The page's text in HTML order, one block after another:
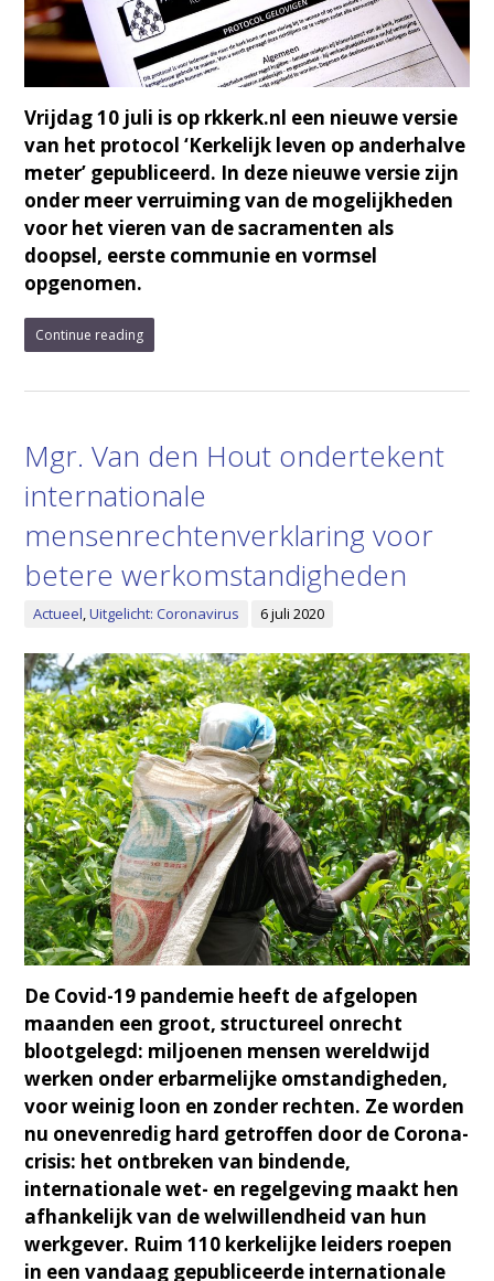
Vrijdag 10 juli is op rkkerk.nl een nieuwe versie
van het protocol ‘Kerkelijk leven op anderhalve
meter’ gepubliceerd. In deze nieuwe versie zijn
onder meer verruiming van de mogelijkheden
voor het vieren van de sacramenten als
doopsel, eerste communie en vormsel
opgenomen.
Continue reading
Mgr. Van den Hout ondertekent
internationale
mensenrechtenverklaring voor
betere werkomstandigheden
Actueel ,Uitgelicht: Coronavirus 6 juli 2020
De Covid-19 pandemie heeft de afgelopen
maanden een groot, structureel onrecht
blootgelegd: miljoenen mensen wereldwijd
werken onder erbarmelijke omstandigheden,
voor weinig loon en zonder rechten. Ze worden
nu onevenredig hard getroffen door de Corona-
crisis: het ontbreken van bindende,
internationale wet- en regelgeving maakt hen
afhankelijk van de welwillendheid van hun
werkgever. Ruim 110 kerkelijke leiders roepen
in een vandaag gepubliceerde internationale